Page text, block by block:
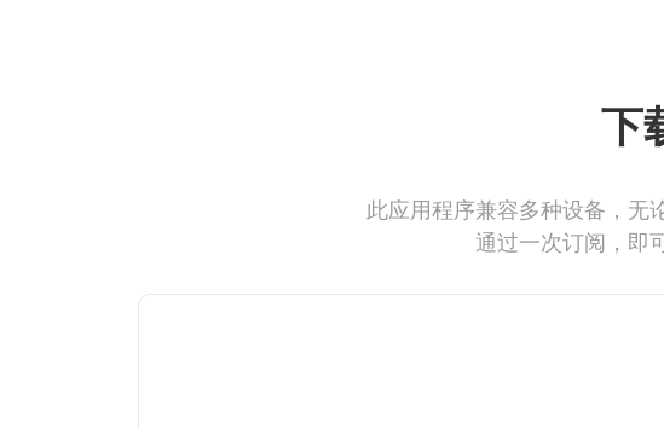
下
此应用程序兼容多种设备，无
通过一次订阅，即